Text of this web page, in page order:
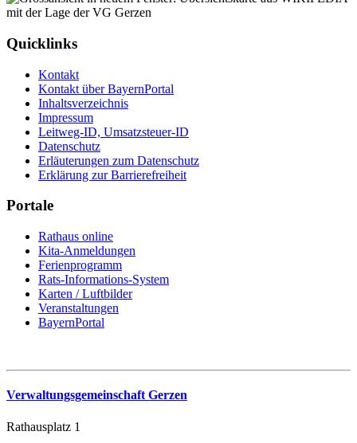
Quicklinks
Kontakt
Kontakt über BayernPortal
Inhaltsverzeichnis
Impressum
Leitweg-ID, Umsatzsteuer-ID
Datenschutz
Erläuterungen zum Datenschutz
Erklärung zur Barrierefreiheit
Portale
Rathaus online
Kita-Anmeldungen
Ferienprogramm
Rats-Informations-System
Karten / Luftbilder
Veranstaltungen
BayernPortal
Verwaltungsgemeinschaft Gerzen
Rathausplatz 1